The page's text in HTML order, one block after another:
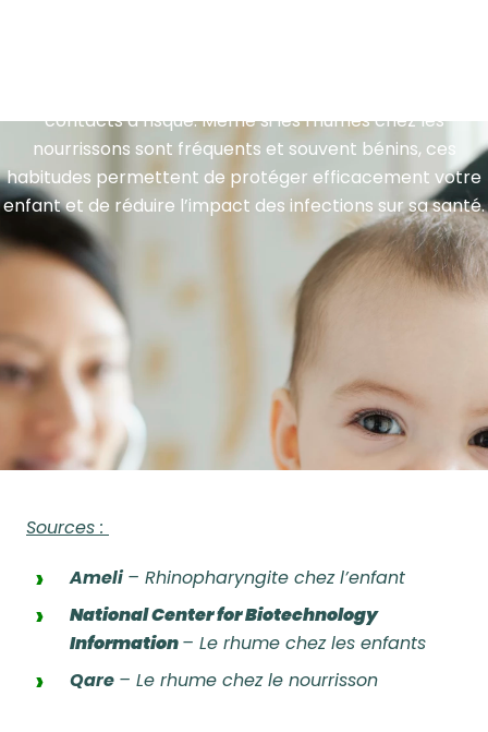
contacts à risque. Même si les rhumes chez les
nourrissons sont fréquents et souvent bénins, ces
habitudes permettent de protéger efficacement votre
enfant et de réduire l’impact des infections sur sa santé.
Sources :
Ameli– Rhinopharyngite chez l’enfant
National Center for Biotechnology
Information– Le rhume chez les enfants
Qare – Le rhume chez le nourrisson